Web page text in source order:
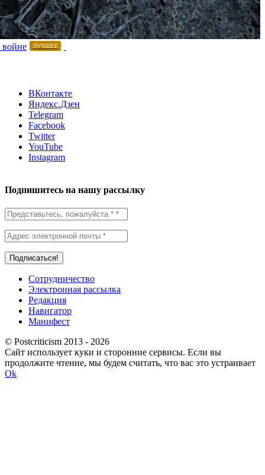
ЛУЧШЕЕ
ВКонтакте
Яндекс.Дзен
Telegram
Facebook
Twitter
YouTube
Instagram
Подпишитесь на нашу рассылку
Сотрудничество
Электронная рассылка
Редакция
Навигатор
Манифест
© Postcriticism 2013 - 2026
Сайт использует куки и сторонние сервисы. Если вы
продолжите чтение, мы будем считать, что вас это устраивает
Ok